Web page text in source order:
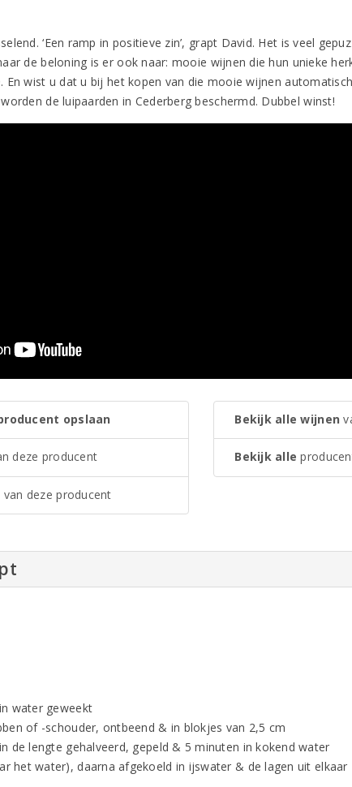
‘Een ramp in positieve zin’, grapt David. Het is veel
de beloning is er ook naar: mooie wijnen die hun unieke
En wist u dat u bij het kopen van die mooie wijnen
de luipaarden in Cederberg beschermd. Dubbel winst!
opslaan
deze producent
van deze producent
Bekijk alle wijnen
Bekijk alle
water geweekt
of -schouder, ontbeend & in blokjes van 2,5 cm
de lengte gehalveerd, gepeld & 5 minuten in kokend water
het water), daarna afgekoeld in ijswater & de lagen uit elkaar